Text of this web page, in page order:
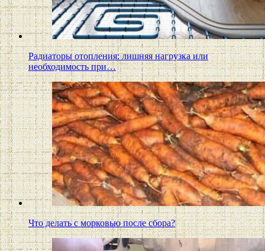
Радиаторы отопления: лишняя нагрузка или
необходимость при…
Что делать с морковью после сбора?